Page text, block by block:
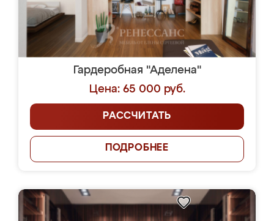
Гардеробная "Аделена"
Цена: 65 000 руб.
РАССЧИТАТЬ
ПОДРОБНЕЕ